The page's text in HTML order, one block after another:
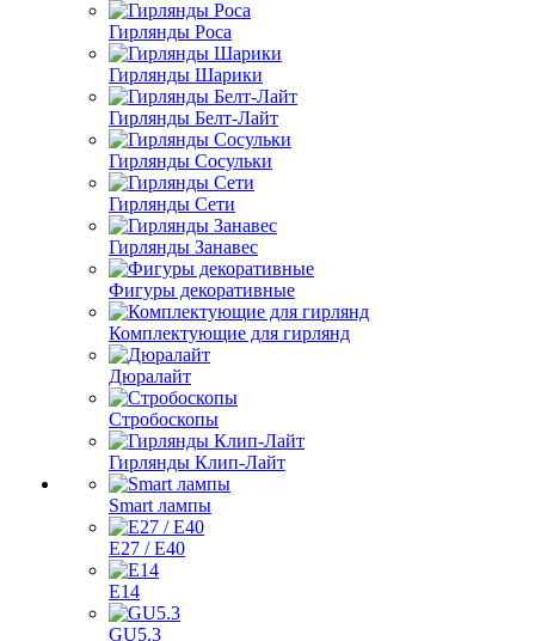
Гирлянды Роса
Гирлянды Шарики
Гирлянды Белт-Лайт
Гирлянды Сосульки
Гирлянды Сети
Гирлянды Занавес
Фигуры декоративные
Комплектующие для гирлянд
Дюралайт
Стробоскопы
Гирлянды Клип-Лайт
Smart лампы
E27 / E40
E14
GU5.3